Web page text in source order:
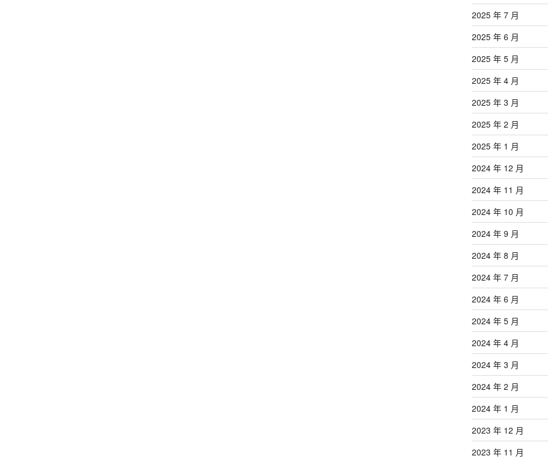
2025 年 7 月
2025 年 6 月
2025 年 5 月
2025 年 4 月
2025 年 3 月
2025 年 2 月
2025 年 1 月
2024 年 12 月
2024 年 11 月
2024 年 10 月
2024 年 9 月
2024 年 8 月
2024 年 7 月
2024 年 6 月
2024 年 5 月
2024 年 4 月
2024 年 3 月
2024 年 2 月
2024 年 1 月
2023 年 12 月
2023 年 11 月